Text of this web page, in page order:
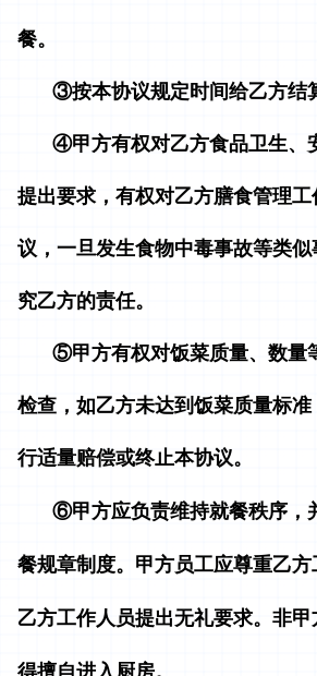
餐。
③按本协议规定时间给乙方结
④甲方有权对乙方食品卫生、
提出要求，有权对乙方膳食管理
议，一旦发生食物中毒事故等类
究乙方的责任。
⑤甲方有权对饭菜质量、数量
检查，如乙方未达到饭菜质量标
行适量赔偿或终止本协议。
⑥甲方应负责维持就餐秩序，
餐规章制度。甲方员工应尊重乙
乙方工作人员提出无礼要求。非